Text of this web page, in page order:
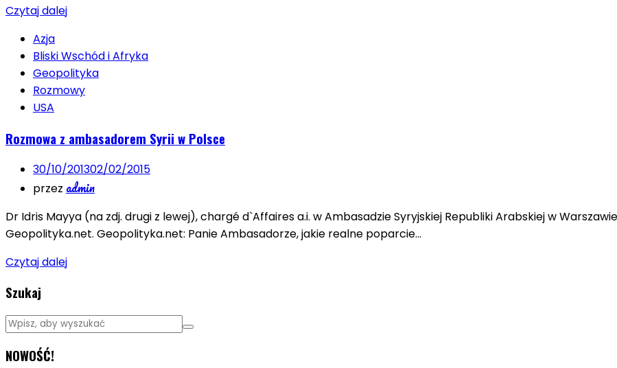
Czytaj dalej
Azja
Bliski Wschód i Afryka
Geopolityka
Rozmowy
USA
Rozmowa z ambasadorem Syrii w Polsce
30/10/201302/02/2015
przez admin
Dr Idris Mayya (na zdj. drugi z lewej), chargé d`Affaires a.i. w Ambasadzie Syryjskiej Republiki Arabskiej w
Geopolityka.net. Geopolityka.net: Panie Ambasadorze, jakie realne poparcie…
Czytaj dalej
Szukaj
NOWOŚĆ!